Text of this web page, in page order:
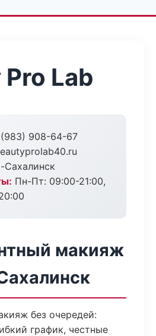
Lab
908-64-67
Пн-Пт: 09:00-21:00,
макияж
без очередей:
график, честные